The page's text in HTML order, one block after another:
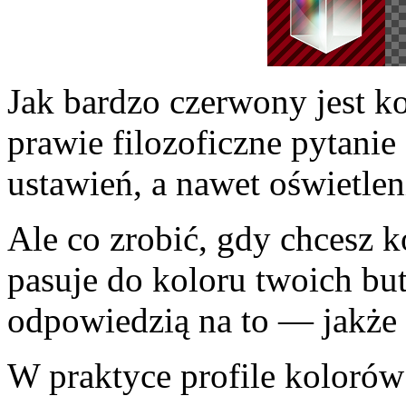
Jak bardzo czerwony jest
prawie filozo­ficzne
ustawień, a nawet
Ale co zrobić, gdy chcesz
pasuje do koloru twoich
odpo­wiedzią na to —
W praktyce profile